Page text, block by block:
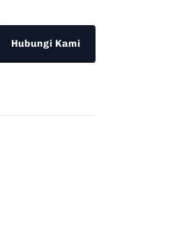
Hubungi Kami